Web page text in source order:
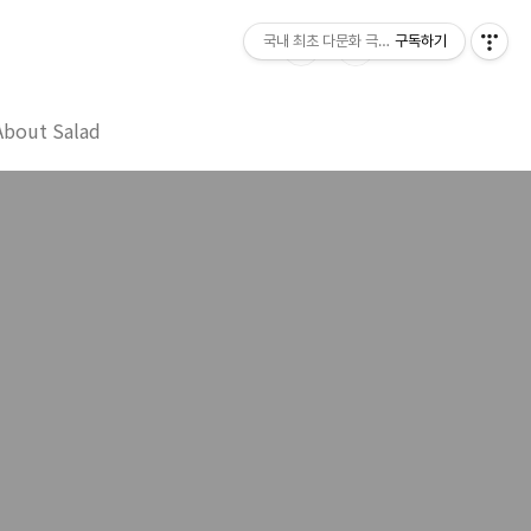
Salad
국내 최초 다문화 극단 샐러드 Salad
구독하기